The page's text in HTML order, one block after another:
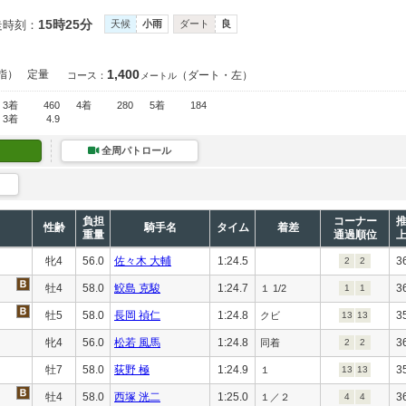
刻： 15時25分 天候 小雨 ダート 良
定量 コース： 1,400 メートル （ダート・左）
3着 460 4着 280 5着
184
3着
4.9
全周パトロール
性齢
負担
重量
騎手名 タイム 着差
コーナー
通過順位
牝4 56.0 佐々木 大輔 1:24.5 2 2
牡4 58.0 鮫島 克駿 1:24.7 １ 1/2 1 1
牡5 58.0 長岡 禎仁 1:24.8 クビ 13 13
牝4 56.0 松若 風馬 1:24.8 同着 2 2
牡7 58.0 荻野 極 1:24.9 １ 13 13
牡4 58.0 西塚 洸二 1:25.0 １／２ 4 4